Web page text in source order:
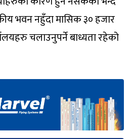
भवन नहुँदा मासिक ३० हजार
चलाउनुपर्ने बाध्यता रहेको